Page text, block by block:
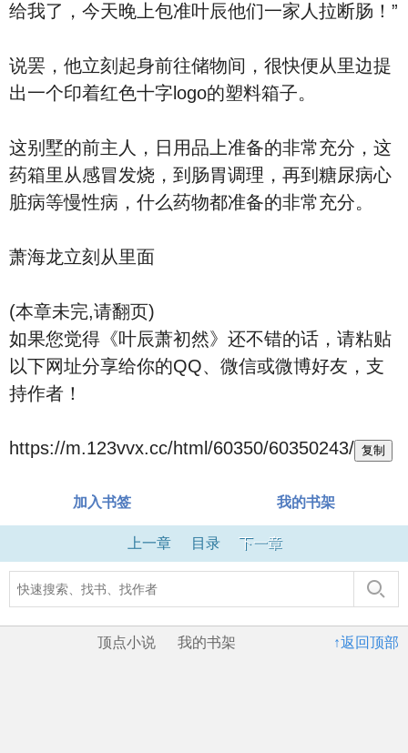
给我了，今天晚上包准叶辰他们一家人拉断肠！”
说罢，他立刻起身前往储物间，很快便从里边提
出一个印着红色十字logo的塑料箱子。
这别墅的前主人，日用品上准备的非常充分，这
药箱里从感冒发烧，到肠胃调理，再到糖尿病心
脏病等慢性病，什么药物都准备的非常充分。
萧海龙立刻从里面
(本章未完,请翻页)
如果您觉得《叶辰萧初然》还不错的话，请粘贴
以下网址分享给你的QQ、微信或微博好友，支
持作者！
https://m.123vvx.cc/html/60350/60350243/ 复制
加入书签 我的书架
上一章 目录 下一章
↑返回顶部
顶点小说 我的书架